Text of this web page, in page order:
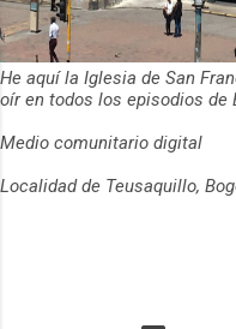
He aquí la Iglesia de San
oír en todos los episodios de
Medio comunitario digital
Localidad de Teusaquillo,